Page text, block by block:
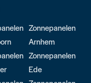
Zonnepanelen
Arnhem
Zonnepanelen
Ede